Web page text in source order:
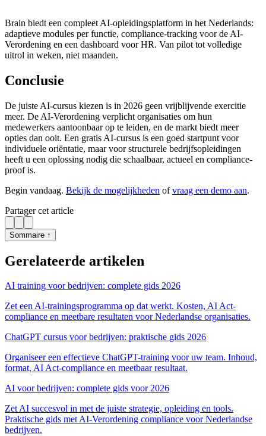
Brain biedt een compleet AI-opleidingsplatform in het Nederlands:
adaptieve modules per functie, compliance-tracking voor de AI-
Verordening en een dashboard voor HR. Van pilot tot volledige
uitrol in weken, niet maanden.
Conclusie
De juiste AI-cursus kiezen is in 2026 geen vrijblijvende exercitie
meer. De AI-Verordening verplicht organisaties om hun
medewerkers aantoonbaar op te leiden, en de markt biedt meer
opties dan ooit. Een gratis AI-cursus is een goed startpunt voor
individuele oriëntatie, maar voor structurele bedrijfsopleidingen
heeft u een oplossing nodig die schaalbaar, actueel en compliance-
proof is.
Begin vandaag. Bekijk de mogelijkheden ofvraag een demo aan.
Partager cet article
Sommaire ↑
Gerelateerde artikelen
AI training voor bedrijven: complete gids 2026
Zet een AI-trainingsprogramma op dat werkt. Kosten, AI Act-
compliance en meetbare resultaten voor Nederlandse organisaties.
ChatGPT cursus voor bedrijven: praktische gids 2026
Organiseer een effectieve ChatGPT-training voor uw team. Inhoud,
format, AI Act-compliance en meetbaar resultaat.
AI voor bedrijven: complete gids voor 2026
Zet AI succesvol in met de juiste strategie, opleiding en tools.
Praktische gids met AI-Verordening compliance voor Nederlandse
bedrijven.